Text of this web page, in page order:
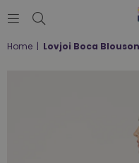
Home | Lovjoi Boca